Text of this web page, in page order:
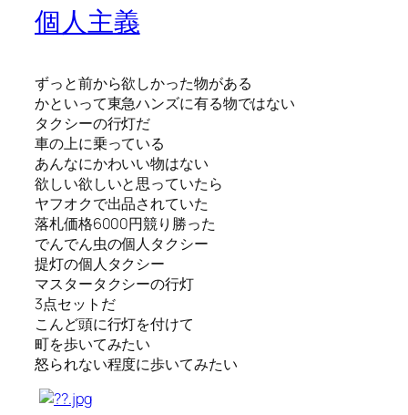
個人主義
ずっと前から欲しかった物がある
かといって東急ハンズに有る物ではない
タクシーの行灯だ
車の上に乗っている
あんなにかわいい物はない
欲しい欲しいと思っていたら
ヤフオクで出品されていた
落札価格6000円競り勝った
でんでん虫の個人タクシー
提灯の個人タクシー
マスタータクシーの行灯
3点セットだ
こんど頭に行灯を付けて
町を歩いてみたい
怒られない程度に歩いてみたい